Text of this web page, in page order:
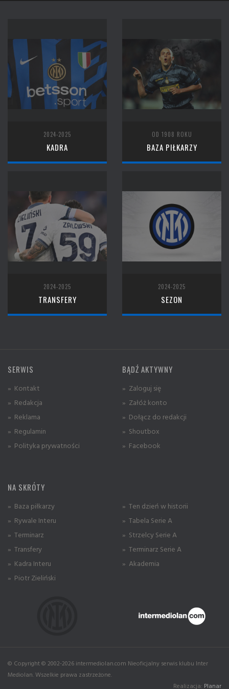
2024-2025
KADRA
OD 1908 ROKU
BAZA PIŁKARZY
2024-2025
TRANSFERY
2024-2025
SEZON
SERWIS
» Kontakt
» Redakcja
» Reklama
» Regulamin
» Polityka prywatności
BĄDŹ AKTYWNY
» Zaloguj się
» Załóż konto
» Dołącz do redakcji
» Shoutbox
» Facebook
NA SKRÓTY
» Baza piłkarzy
» Rywale Interu
» Terminarz
» Transfery
» Kadra Interu
» Piotr Zieliński
» Ten dzień w historii
» Tabela Serie A
» Strzelcy Serie A
» Terminarz Serie A
» Akademia
© Copyright © 2002-2026 intermediolan.com Nieoficjalny serwis klubu Inter
Mediolan. Wszelkie prawa zastrzeżone.
Realizacja: Planar